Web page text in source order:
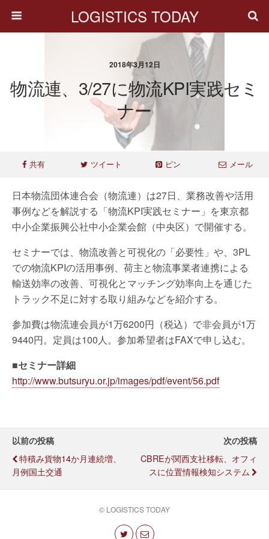
LOGISTICS TODAY
2018年3月12日
物流連、3/27に物流KPI実践セミ
ナー
共有 ツイート ピン メール
日本物流団体連合会（物流連）は27日、業務改善や活用
事例などを解説する「物流KPI実践セミナー」を東京都
中小企業振興公社中小企業会館（中央区）で開催する。
セミナーでは、物流改善と可視化の「必要性」や、3PL
での物流KPIの活用事例、荷主と物流事業者連携による
輸送効率の改善、可視化とマッチング効率向上を通じた
トラック不足に対する取り組みなどを紹介する。
参加費は物流連会員が1万6200円（税込）で非会員が1万
9440円。定員は100人。参加希望者はFAXで申し込む。
■セミナー詳細
http://www.butsuryu.or.jp/images/pdf/event/56.pdf
以前の投稿
特積み貨物14か月連続増、
月例国土交通
次の投稿
CBREが関西支社移転、オフィ
スに位置情報検知システム
© LOGISTICS TODAY